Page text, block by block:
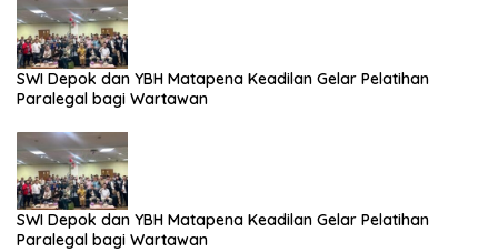
SWI Depok dan YBH Matapena Keadilan Gelar Pelatihan
Paralegal bagi Wartawan
SWI Depok dan YBH Matapena Keadilan Gelar Pelatihan
Paralegal bagi Wartawan